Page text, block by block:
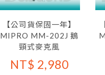
【公司貨保固一年】
MIPRO MM-202J 鵝
頸式麥克風
NT$ 2,980